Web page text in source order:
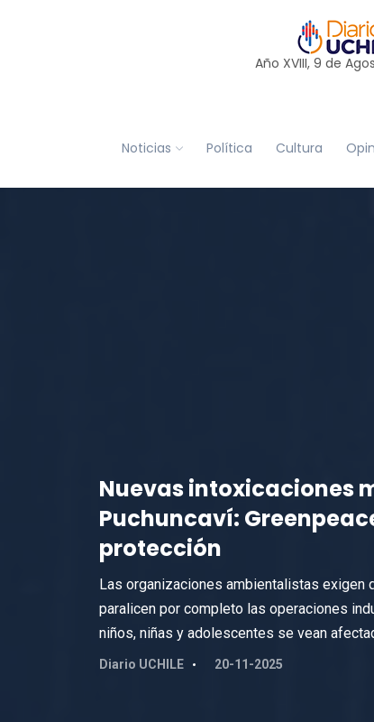
Año XVIII, 9 de
Noticias Política Cultura
Nuevas intoxicaciones
Puchuncaví:
protección
Las organizaciones ambientalistas exigen
paralicen por completo las operaciones
niños, niñas y adolescentes se vean
Diario UCHILE 20-11-2025